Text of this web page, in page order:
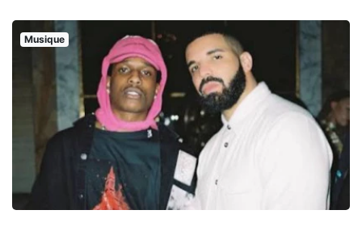
Musique